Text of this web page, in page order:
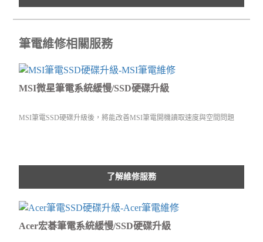
筆電維修相關服務
MSI微星筆電系統緩慢/SSD硬碟升級
MSI筆電SSD硬碟升級後，將能改善MSI筆電開機讀取速度與空間問題
了解維修服務
Acer宏碁筆電系統緩慢/SSD硬碟升級